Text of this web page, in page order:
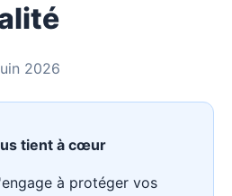
2026
tient à cœur
à protéger vos